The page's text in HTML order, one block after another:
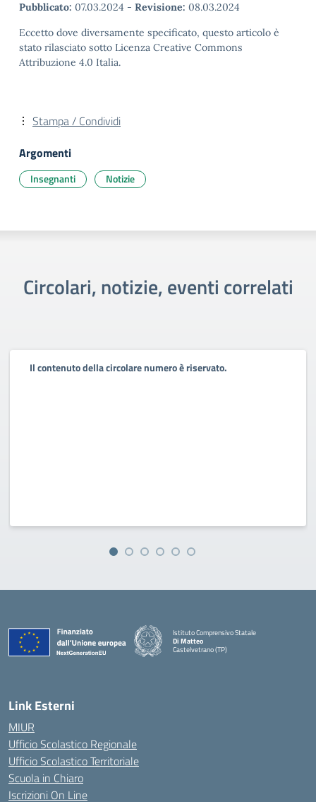
Pubblicato: 07.03.2024 - Revisione: 08.03.2024
Eccetto dove diversamente specificato, questo articolo è
stato rilasciato sotto Licenza Creative Commons
Attribuzione 4.0 Italia.
Stampa / Condividi
Argomenti
Insegnanti Notizie
Circolari, notizie, eventi correlati
Il contenuto della circolare numero è riservato.
Istituto Comprensivo Statale
Di Matteo
Castelvetrano (TP)
Link Esterni
MIUR
Ufficio Scolastico Regionale
Ufficio Scolastico Territoriale
Scuola in Chiaro
Iscrizioni On Line